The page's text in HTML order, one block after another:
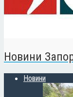
Новини
Новини